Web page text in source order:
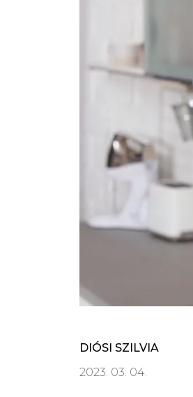
DIÓSI SZILVIA
2023. 03. 04.